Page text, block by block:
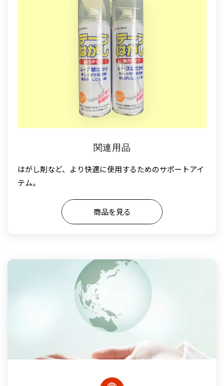
関連用品
はがし剤など、より快適に使用するためのサポートアイ
テム。
商品を見る